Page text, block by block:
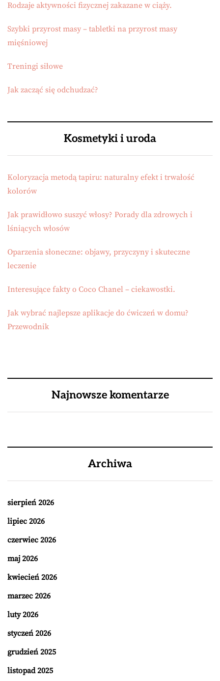
Rodzaje aktywności fizycznej zakazane w ciąży.
Szybki przyrost masy – tabletki na przyrost masy
mięśniowej
Treningi siłowe
Jak zacząć się odchudzać?
Kosmetyki i uroda
Koloryzacja metodą tapiru: naturalny efekt i trwałość
kolorów
Jak prawidłowo suszyć włosy? Porady dla zdrowych i
lśniących włosów
Oparzenia słoneczne: objawy, przyczyny i skuteczne
leczenie
Interesujące fakty o Coco Chanel – ciekawostki.
Jak wybrać najlepsze aplikacje do ćwiczeń w domu?
Przewodnik
Najnowsze komentarze
Archiwa
sierpień 2026
lipiec 2026
czerwiec 2026
maj 2026
kwiecień 2026
marzec 2026
luty 2026
styczeń 2026
grudzień 2025
listopad 2025